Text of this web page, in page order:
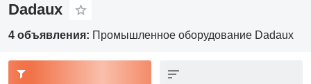
Dadaux
4 объявления: Промышленное оборудование Dadaux